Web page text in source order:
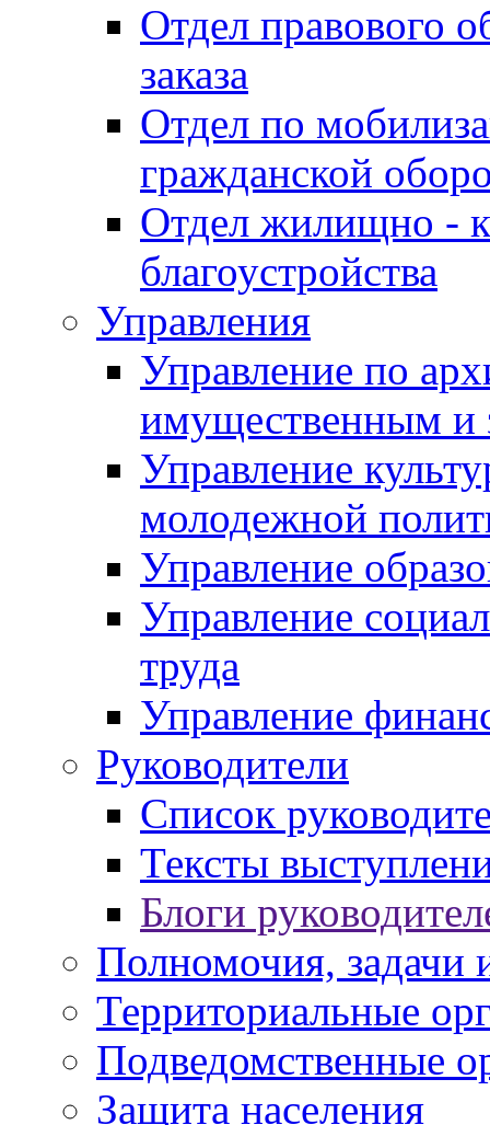
Отдел правового
заказа
Отдел по
гражданской
Отдел жилищно -
благоустройства
Управления
Управление по
имущественным и
Управление
молодежной
Управление
Управление
труда
Управление
Руководители
Список
Тексты
Блоги
Полномочия, задачи
Территориальные
Подведомственные
Защита населения